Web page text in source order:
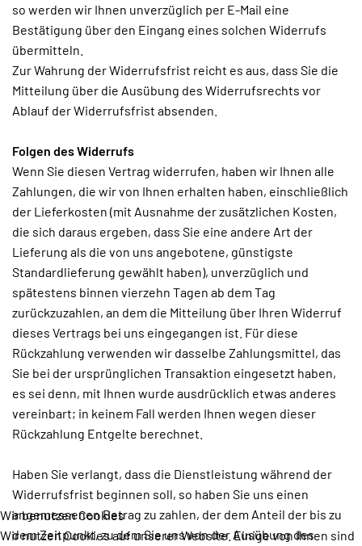
so werden wir Ihnen unverzüglich per E-Mail eine
Bestätigung über den Eingang eines solchen Widerrufs
übermitteln.
Zur Wahrung der Widerrufsfrist reicht es aus, dass Sie die
Mitteilung über die Ausübung des Widerrufsrechts vor
Ablauf der Widerrufsfrist absenden.
Folgen des Widerrufs
Wenn Sie diesen Vertrag widerrufen, haben wir Ihnen alle
Zahlungen, die wir von Ihnen erhalten haben, einschließlich
der Lieferkosten (mit Ausnahme der zusätzlichen Kosten,
die sich daraus ergeben, dass Sie eine andere Art der
Lieferung als die von uns angebotene, günstigste
Standardlieferung gewählt haben), unverzüglich und
spätestens binnen vierzehn Tagen ab dem Tag
zurückzuzahlen, an dem die Mitteilung über Ihren Widerruf
dieses Vertrags bei uns eingegangen ist. Für diese
Rückzahlung verwenden wir dasselbe Zahlungsmittel, das
Sie bei der ursprünglichen Transaktion eingesetzt haben,
es sei denn, mit Ihnen wurde ausdrücklich etwas anderes
vereinbart; in keinem Fall werden Ihnen wegen dieser
Rückzahlung Entgelte berechnet.
Haben Sie verlangt, dass die Dienstleistung während der
Widerrufsfrist beginnen soll, so haben Sie uns einen
angemessenen Betrag zu zahlen, der dem Anteil der bis zu
dem Zeitpunkt, zu dem Sie uns von der Ausübung des
Wir benutzen Cookies
Wir nutzen Cookies auf unserer Website. Einige von ihnen sind